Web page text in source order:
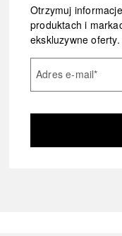
Otrzymuj
produktach i
ekskluzywne oferty.
Adres e-mail*